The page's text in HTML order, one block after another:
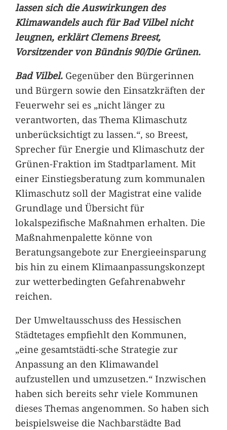
lassen sich die Auswirkungen des
Klimawandels auch für Bad Vilbel nicht
leugnen, erklärt Clemens Breest,
Vorsitzender von Bündnis 90/Die Grünen.
Bad Vilbel. Gegenüber den Bürgerinnen
und Bürgern sowie den Einsatzkräften der
Feuerwehr sei es „nicht länger zu
verantworten, das Thema Klimaschutz
unberücksichtigt zu lassen.“, so Breest,
Sprecher für Energie und Klimaschutz der
Grünen-Fraktion im Stadtparlament. Mit
einer Einstiegsberatung zum kommunalen
Klimaschutz soll der Magistrat eine valide
Grundlage und Übersicht für
lokalspezifische Maßnahmen erhalten. Die
Maßnahmenpalette könne von
Beratungsangebote zur Energieeinsparung
bis hin zu einem Klimaanpassungskonzept
zur wetterbedingten Gefahrenabwehr
reichen.
Der Umweltausschuss des Hessischen
Städtetages empfiehlt den Kommunen,
„eine gesamtstädti-sche Strategie zur
Anpassung an den Klimawandel
aufzustellen und umzusetzen.“ Inzwischen
haben sich bereits sehr viele Kommunen
dieses Themas angenommen. So haben sich
beispielsweise die Nachbarstädte Bad